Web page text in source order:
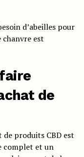
d’abeilles pour
est
de
de produits CBD est
complet et un